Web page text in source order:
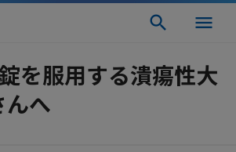
を服用する潰瘍性大
んへ